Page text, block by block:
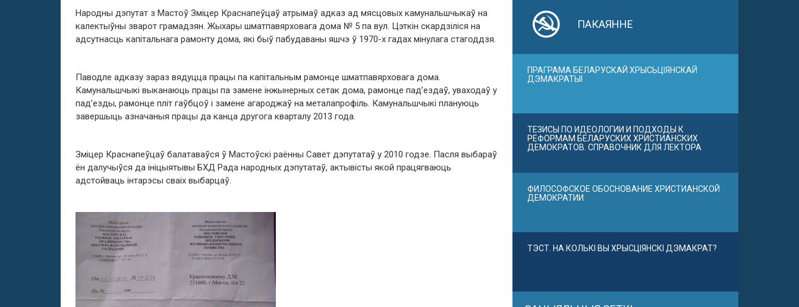
Народны дэпутат з Мастоў Зміцер Краснапеўцаў атрымаў адказ ад мясцовых камунальшчыкаў на
калектыўны зварот грамадзян. Жыхары шматпавярховага дома № 5 па вул. Цэткін скардзіліся на
адсутнасць капітальнага рамонту дома, які быў пабудаваны яшчэ ў 1970-х гадах мінулага стагоддзя.
Паводле адказу зараз вядуцца працы па капітальным рамонце шматпавярховага дома.
Камунальшчыкі выканаюць працы па замене інжынерных сетак дома, рамонце пад’ездаў, уваходаў у
пад’езды, рамонце пліт гаўбцоў і замене агароджаў на металапрофіль. Камунальшчыкі плануюць
завершыць азначаныя працы да канца другога кварталу 2013 года.
Зміцер Краснапеўцаў балатаваўся ў Мастоўскі раённы Савет дэпутатаў у 2010 годзе. Пасля выбараў
ён далучыўся да ініцыятывы БХД Рада народных дэпутатаў, актывісты якой працягваюць
адстойваць інтарэсы сваіх выбарцаў.
ПАКАЯННЕ
ПРАГРАМА БЕЛАРУСКАЙ ХРЫСЬЦІЯНСКАЙ
ДЭМАКРАТЫІ
ТЕЗИСЫ ПО ИДЕОЛОГИИ И ПОДХОДЫ К
РЕФОРМАМ БЕЛАРУСКИХ ХРИСТИАНСКИХ
ДЕМОКРАТОВ. СПРАВОЧНИК ДЛЯ ЛЕКТОРА
ФИЛОСОФСКОЕ ОБОСНОВАНИЕ ХРИСТИАНСКОЙ
ДЕМОКРАТИИ
ТЭСТ. НА КОЛЬКІ ВЫ ХРЫСЦІЯНСКІ ДЭМАКРАТ?